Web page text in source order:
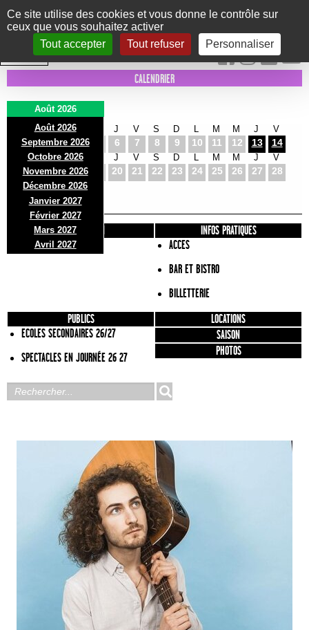
Panneau de gestion des cookies
Ce site utilise des cookies et vous donne le contrôle sur
ceux que vous souhaitez activer
Tout accepter
Tout refuser Personnaliser
Le Marni
CONCERTS DANSE/CIRQUE THÉÂTRE KIDS EXPOS EVENTS
INTRA MUROS
CALENDRIER
Août 2026
Août 2026
Septembre 2026
Octobre 2026
Novembre 2026
Décembre 2026
Janvier 2027
Février 2027
Mars 2027
Avril 2027
D
2
L
3
M
4
J
6
V
7
S
8
D
9 10
M
11
M
12
J
13
V
14
D
16
L
17
M
18
J
20
V
21
S
22
D
23 24
M
25
M
26
J
27
V
28
D
30
L
31
PRÉSENTATION
INFOS PRATIQUES
ACCES
BAR ET BISTRO
BILLETTERIE
PUBLICS
ECOLES SECONDAIRES 26/27
SPECTACLES EN JOURNÉE 26 27
LOCATIONS
SAISON
PHOTOS